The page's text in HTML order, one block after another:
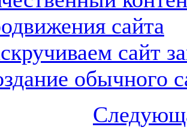
сайта
сайт
обычного